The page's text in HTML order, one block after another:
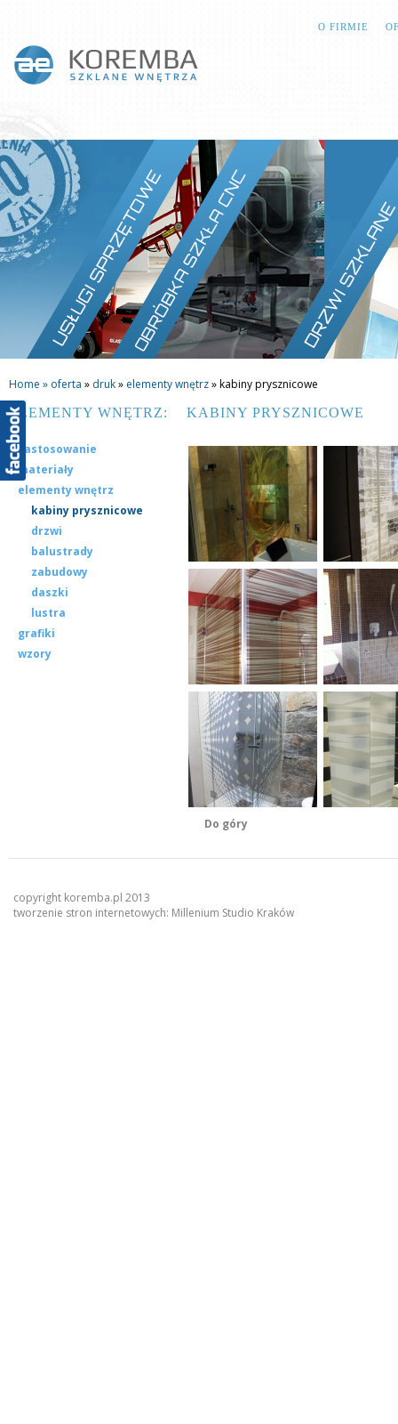
O FIRMIE
Home » oferta » druk» elementy wnętrz»kabiny prysznicowe
ELEMENTY WNĘTRZ:
zastosowanie
materiały
elementy wnętrz
kabiny prysznicowe
drzwi
balustrady
zabudowy
daszki
lustra
grafiki
wzory
KABINY PRYSZNICOWE
Do góry
copyright koremba.pl 2013
tworzenie stron internetowych: Millenium Studio Kraków